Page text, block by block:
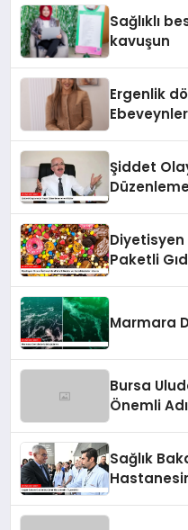
Sağlıklı
kavuşun
Ergenlik
Şiddet
Diyetisyen
Paketli
Marmara
Bursa
Önemli
Sağlık